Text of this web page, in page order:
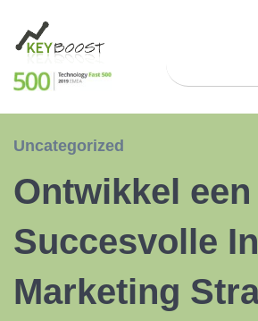
Uncategorized
Ontwikkel een
Succesvolle
Marketing